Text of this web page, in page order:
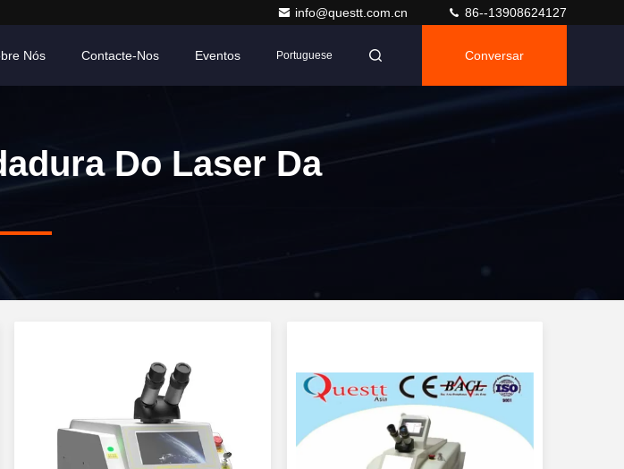
info@questt.com.cn 86--13908624127
Nós Contacte-Nos Eventos Portuguese Conversar
Do Laser Da